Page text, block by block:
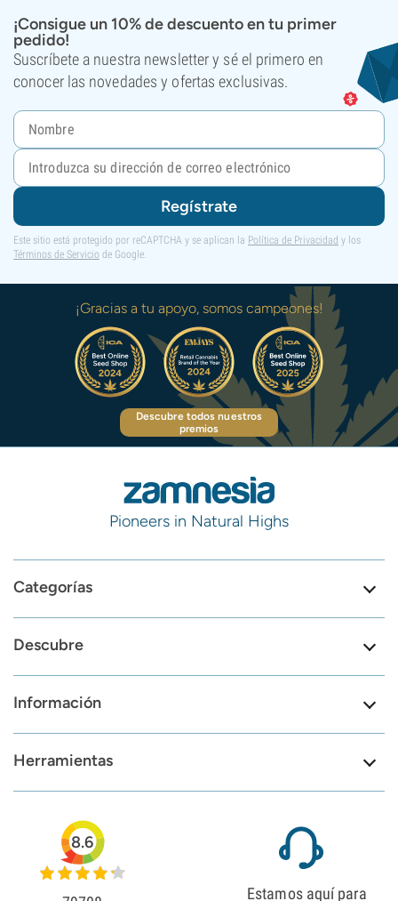
¡Consigue un 10% de descuento en tu primer
pedido!
Suscríbete a nuestra newsletter y sé el primero en
conocer las novedades y ofertas exclusivas.
Regístrate
Este sitio está protegido por reCAPTCHA y se aplican la Política de Privacidad y los
Términos de Servicio de Google.
¡Gracias a tu apoyo, somos campeones!
Descubre todos nuestros
premios
Pioneers in Natural Highs
Categorías
Descubre
Información
Herramientas
8.6
Estamos aquí para